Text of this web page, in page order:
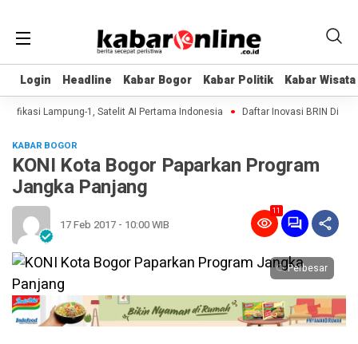
Login Headline Kabar Bogor Kabar Politik Kabar Wisata
Login Headline Kabar Bogor Kabar Politik Kabar Wisata
Lampung-1, Satelit AI Pertama Indonesia Daftar Inovasi BRIN
KABAR BOGOR
KONI Kota Bogor Paparkan Program
Jangka Panjang
17 Feb 2017 - 10:00 WIB
11
Perbesar